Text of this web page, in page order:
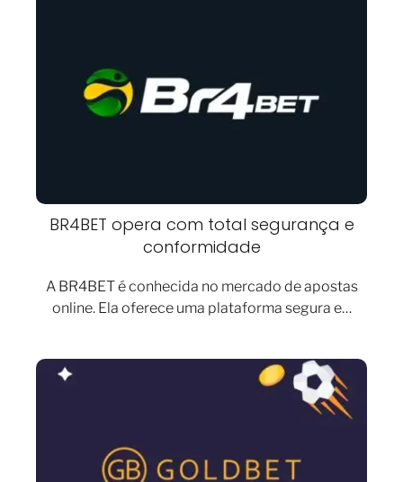
BR4BET opera com total segurança e
conformidade
A BR4BET é conhecida no mercado de apostas
online. Ela oferece uma plataforma segura e…